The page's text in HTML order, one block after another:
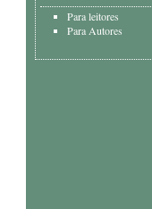
Para leitores
Para Autores